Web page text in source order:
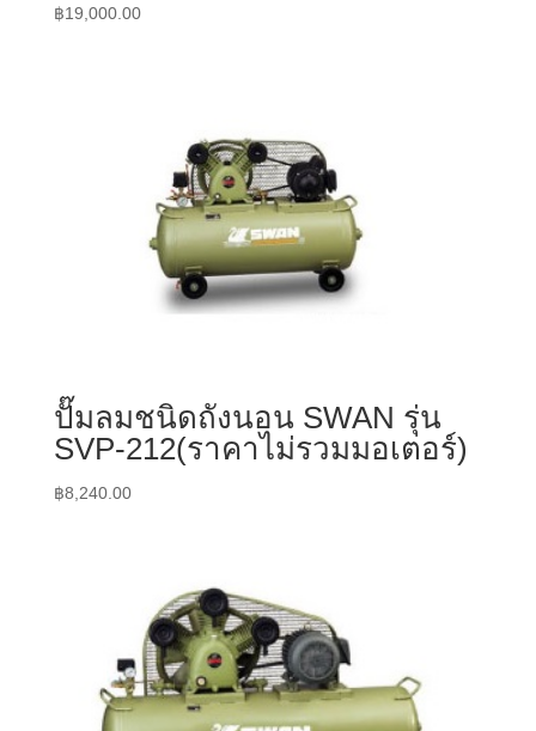
฿19,000.00
ปั๊มลมชนิดถังนอน SWAN รุ่น
SVP-212(ราคาไม่รวมมอเตอร์)
฿8,240.00